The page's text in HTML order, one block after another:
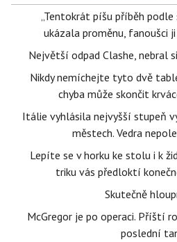
„Tentokrát píšu příběh podle
ukázala proměnu, fanoušci
Největší odpad Clashe, nebral
Nikdy nemíchejte tyto dvě
chyba může skončit
Itálie vyhlásila nejvyšší stupeň
městech. Vedra
Lepíte se v horku ke stolu i k
triku vás předloktí
Skutečně
McGregor je po operaci. Příští
poslední